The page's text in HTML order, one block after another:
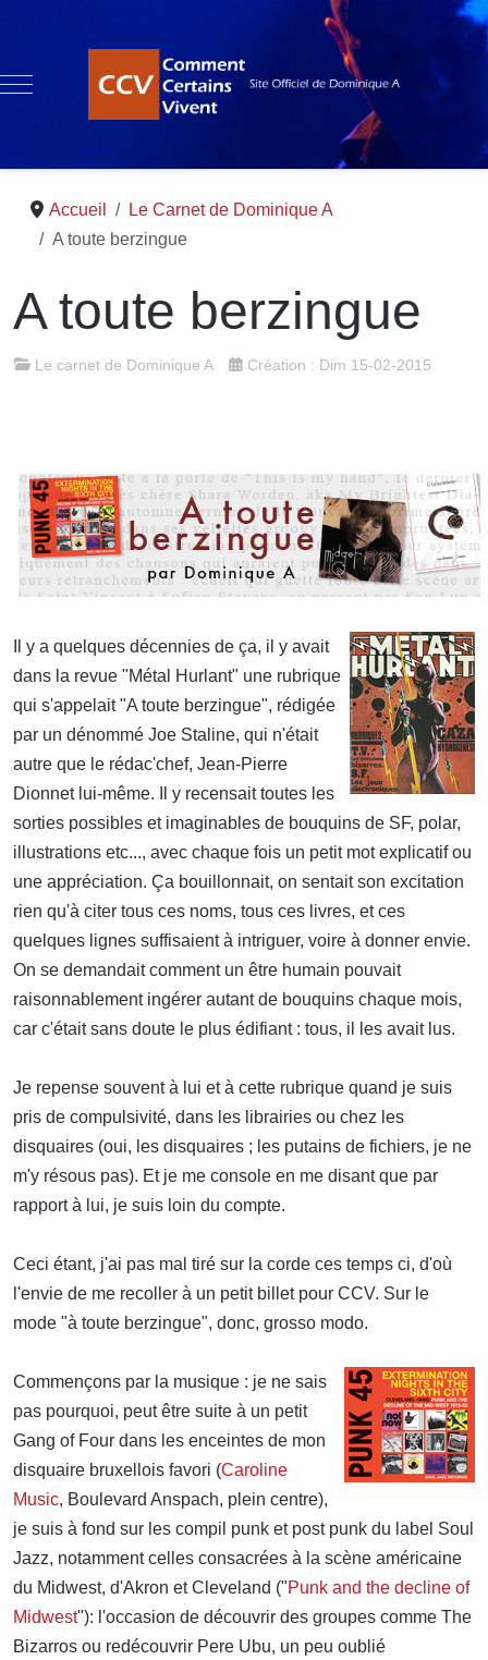
Mobile Menu Toggle
Accueil
Le Carnet de Dominique A
A toute berzingue
A toute berzingue
Le carnet de Dominique A Création : Dim 15-02-2015
Il y a quelques décennies de ça, il y avait
dans la revue "Métal Hurlant" une rubrique
qui s'appelait "A toute berzingue", rédigée
par un dénommé Joe Staline, qui n'était
autre que le rédac'chef, Jean-Pierre
Dionnet lui-même. Il y recensait toutes les
sorties possibles et imaginables de bouquins de SF, polar,
illustrations etc..., avec chaque fois un petit mot explicatif ou
une appréciation. Ça bouillonnait, on sentait son excitation
rien qu'à citer tous ces noms, tous ces livres, et ces
quelques lignes suffisaient à intriguer, voire à donner envie.
On se demandait comment un être humain pouvait
raisonnablement ingérer autant de bouquins chaque mois,
car c'était sans doute le plus édifiant : tous, il les avait lus.
Je repense souvent à lui et à cette rubrique quand je suis
pris de compulsivité, dans les librairies ou chez les
disquaires (oui, les disquaires ; les putains de fichiers, je ne
m'y résous pas). Et je me console en me disant que par
rapport à lui, je suis loin du compte.
Ceci étant, j'ai pas mal tiré sur la corde ces temps ci, d'où
l'envie de me recoller à un petit billet pour CCV. Sur le
mode "à toute berzingue", donc, grosso modo.
Commençons par la musique : je ne sais
pas pourquoi, peut être suite à un petit
Gang of Four dans les enceintes de mon
disquaire bruxellois favori (Caroline
Music, Boulevard Anspach, plein centre),
je suis à fond sur les compil punk et post punk du label Soul
Jazz, notamment celles consacrées à la scène américaine
du Midwest, d'Akron et Cleveland ("Punk and the decline of
Midwest"): l'occasion de découvrir des groupes comme The
Bizarros ou redécouvrir Pere Ubu, un peu oublié